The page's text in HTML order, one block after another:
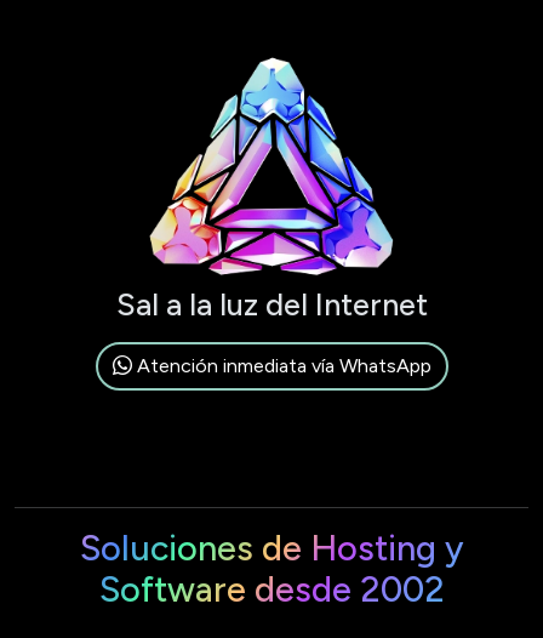
Sal a la luz del Internet
Atención inmediata vía WhatsApp
Soluciones de Hosting y
Software desde 2002